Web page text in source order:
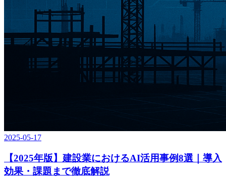
2025-05-17
【2025年版】建設業におけるAI活用事例8選｜導入
効果・課題まで徹底解説